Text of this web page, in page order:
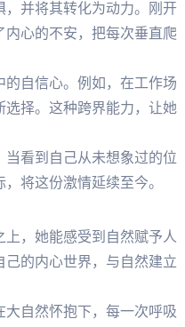
并将其转化为动力。刚开
心的不安，把每次垂直爬
自信心。例如，在工作场
择。这种跨界能力，让她
看到自己从未想象过的位
将这份激情延续至今。
，她能感受到自然赋予人
的内心世界，与自然建立
自然怀抱下，每一次呼吸